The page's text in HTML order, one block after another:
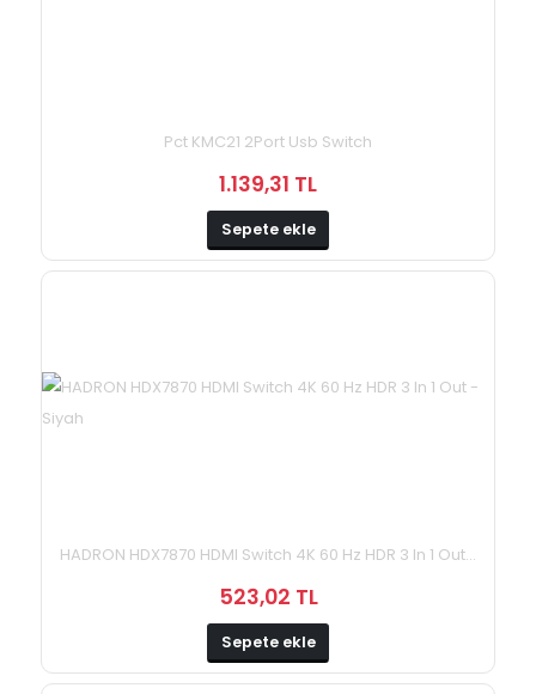
Pct KMC21 2Port Usb Switch
1.139,31 TL
Sepete ekle
HADRON HDX7870 HDMI Switch 4K 60 Hz HDR 3 In 1 Out...
523,02 TL
Sepete ekle